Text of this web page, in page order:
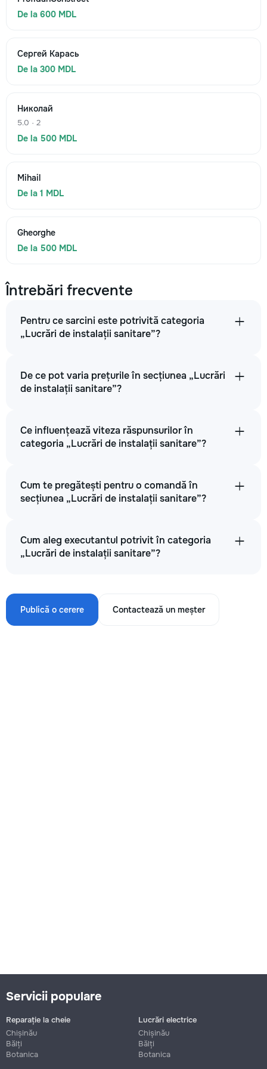
De la 600 MDL
Сергей Карась
De la 300 MDL
Николай
5.0 · 2
De la 500 MDL
Mihail
De la 1 MDL
Gheorghe
De la 500 MDL
Întrebări frecvente
Pentru ce sarcini este potrivită categoria
„Lucrări de instalații sanitare”?
De ce pot varia prețurile în secțiunea „Lucrări
de instalații sanitare”?
Ce influențează viteza răspunsurilor în
categoria „Lucrări de instalații sanitare”?
Cum te pregătești pentru o comandă în
secțiunea „Lucrări de instalații sanitare”?
Cum aleg executantul potrivit în categoria
„Lucrări de instalații sanitare”?
Publică o cerere Contactează un meșter
Servicii populare
Reparație la cheie
Chișinău
Bălți
Botanica
Lucrări electrice
Chișinău
Bălți
Botanica